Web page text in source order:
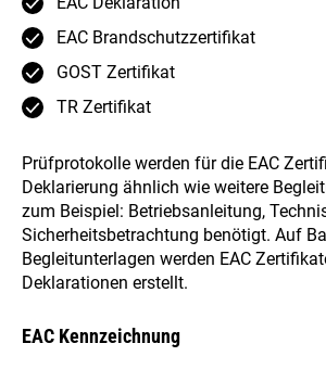
EAC Brandschutzzertifikat
GOST Zertifikat
TR Zertifikat
Prüfprotokolle werden für die EAC
Deklarierung ähnlich wie weitere
zum Beispiel: Betriebsanleitung,
Sicherheitsbetrachtung benötigt. Auf
Begleitunterlagen werden EAC
Deklarationen erstellt.
EAC Kennzeichnung